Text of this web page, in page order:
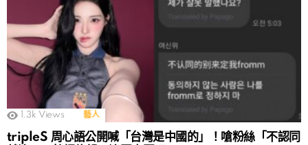
1.3k Views 藝人
tripleS 周心語公開喊「台灣是中國的」！嗆粉絲「不認同